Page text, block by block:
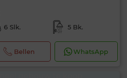
6 Slk. 5 Bk.
Bellen WhatsApp